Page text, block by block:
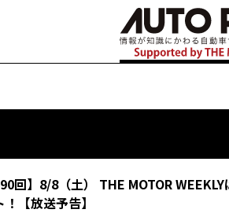
回】8/8（土） THE MOTOR
【放送予告】